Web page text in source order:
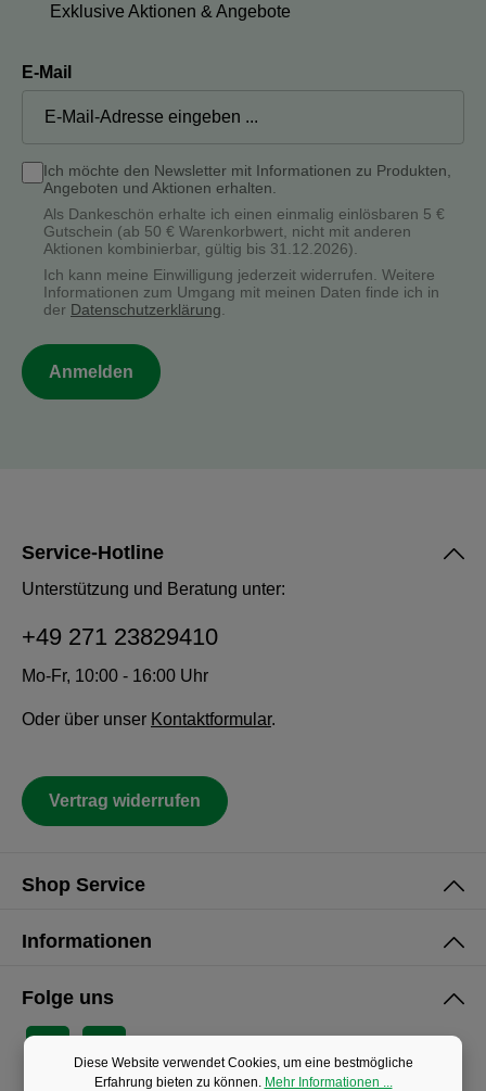
Exklusive Aktionen & Angebote
E-Mail
Ich möchte den Newsletter mit Informationen zu Produkten,
Angeboten und Aktionen erhalten.
Als Dankeschön erhalte ich einen einmalig einlösbaren 5 €
Gutschein (ab 50 € Warenkorbwert, nicht mit anderen
Aktionen kombinierbar, gültig bis 31.12.2026).
Ich kann meine Einwilligung jederzeit widerrufen. Weitere
Informationen zum Umgang mit meinen Daten finde ich in
der Datenschutzerklärung.
Anmelden
Service-Hotline
Unterstützung und Beratung unter:
+49 271 23829410
Mo-Fr, 10:00 - 16:00 Uhr
Oder über unser Kontaktformular.
Vertrag widerrufen
Shop Service
Informationen
Folge uns
Diese Website verwendet Cookies, um eine bestmögliche
Erfahrung bieten zu können. Mehr Informationen ...